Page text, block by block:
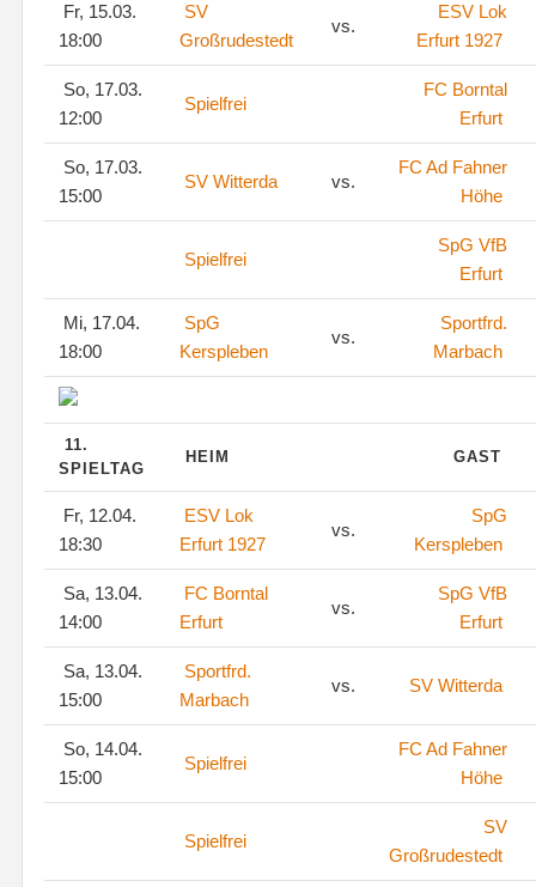
Fr, 15.03.
18:00
SV
Großrudestedt
vs.
ESV Lok
Erfurt 1927
So, 17.03.
12:00
Spielfrei
FC Borntal
Erfurt
So, 17.03.
15:00
SV Witterda vs.
FC Ad Fahner
Höhe
Spielfrei
SpG VfB
Erfurt
Mi, 17.04.
18:00
SpG
Kerspleben
vs.
Sportfrd.
Marbach
11.
SPIELTAG
HEIM GAST
Fr, 12.04.
18:30
ESV Lok
Erfurt 1927
vs.
SpG
Kerspleben
Sa, 13.04.
14:00
FC Borntal
Erfurt
vs.
SpG VfB
Erfurt
Sa, 13.04.
15:00
Sportfrd.
Marbach
vs. SV Witterda
So, 14.04.
15:00
Spielfrei
FC Ad Fahner
Höhe
Spielfrei
SV
Großrudestedt